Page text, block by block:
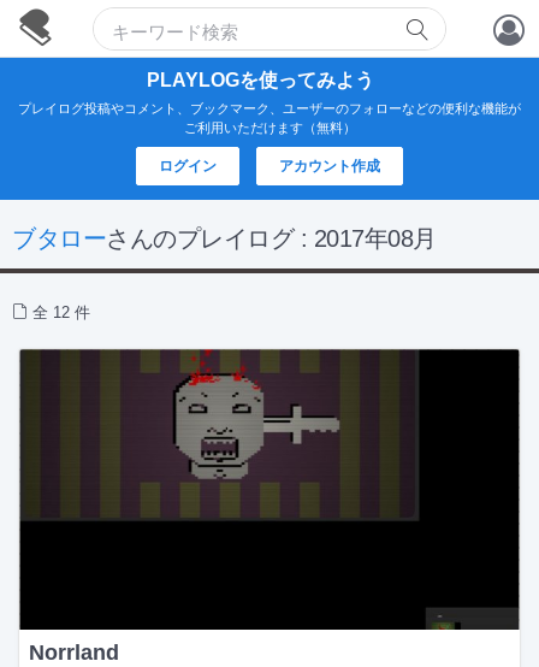
アカウント作成
ログイン
PLAYLOGを使ってみよう
プレイログ投稿やコメント、ブックマーク、ユーザーのフォローなどの便利な機能が
ご利用いただけます（無料）
ログイン アカウント作成
ブタローさんのプレイログ : 2017年08月
全 12 件
Norrland